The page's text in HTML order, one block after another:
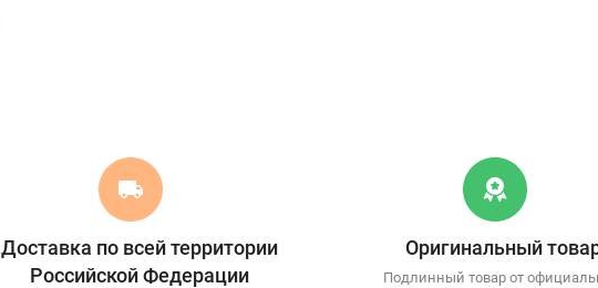
Доставка по всей территории
Российской Федерации
Оригинальный
Подлинный товар от